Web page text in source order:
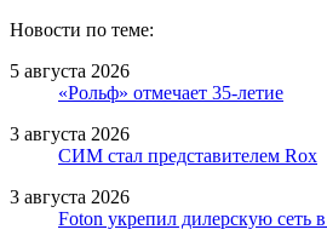
Новости по теме:
5 августа 2026
«Рольф» отмечает 35-летие
3 августа 2026
СИМ стал представителем Rox
3 августа 2026
Foton укрепил дилерскую сеть